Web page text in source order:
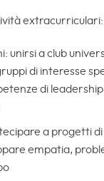
extracurriculari:
unirsi a club
di interesse
di
a progetti
empatia,